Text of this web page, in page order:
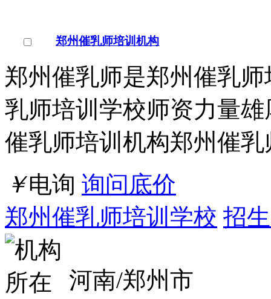
郑州催乳师培训机构
郑州催乳师是郑州催乳
乳师培训学校师资力量
催乳师培训机构郑州催乳
￥电询 询问底价
郑州催乳师培训学校 招
河南/郑州市